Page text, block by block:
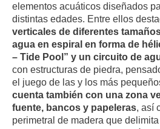
elementos acuáticos diseñados
distintas edades. Entre ellos
verticales de diferentes
agua en espiral en forma de
– Tide Pool” y un circuito de
con estructuras de piedra,
el juego de las y los más
cuenta también con una zona
fuente, bancos y papeleras, así
perimetral de madera que